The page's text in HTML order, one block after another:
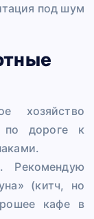
под шум
хозяйство
по дороге к
(китч, но
кафе в